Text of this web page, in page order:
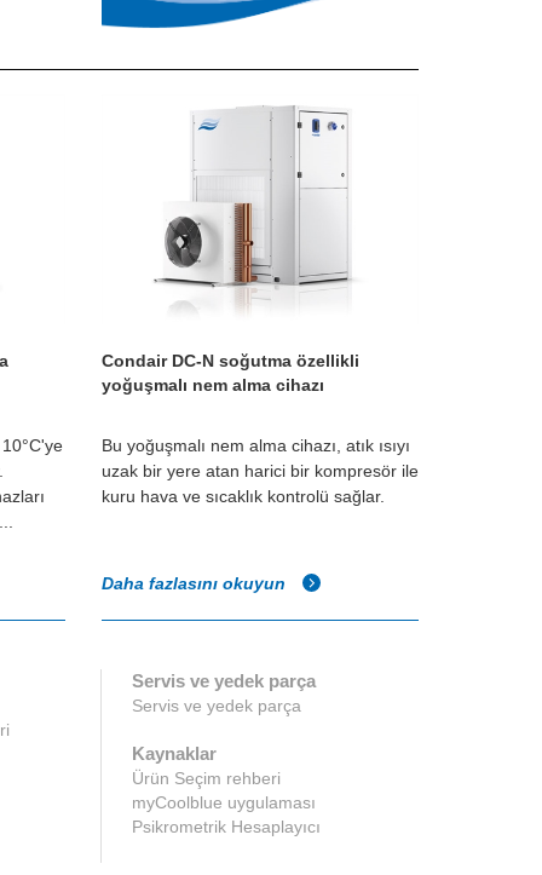
Condair DC-N soğutma özellikli
yoğuşmalı nem alma cihazı
Bu yoğuşmalı nem alma cihazı, atık ısıyı
uzak bir yere atan harici bir kompresör ile
kuru hava ve sıcaklık kontrolü sağlar.
Daha fazlasını okuyun
Servis ve yedek parça
Servis ve yedek parça
Kaynaklar
Ürün Seçim rehberi
myCoolblue uygulaması
Psikrometrik Hesaplayıcı